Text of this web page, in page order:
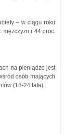
– w ciągu roku
mężczyzn i 44 proc.
na pieniądze jest
osób mających
(18-24 lata).